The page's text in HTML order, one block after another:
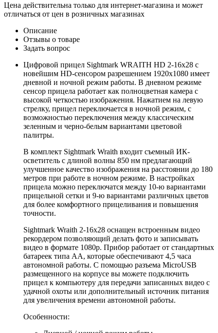
Цена действительна только для интернет-магазина и может
отличаться от цен в розничных магазинах
Описание
Отзывы о товаре
Задать вопрос
Цифровой прицел Sightmark WRAITH HD 2-16x28 с
новейшим HD-сенсором разрешением 1920x1080 имеет
дневной и ночной режим работы. В дневном режиме
сенсор прицела работает как полноцветная камера с
высокой четкостью изображения. Нажатием на левую
стрелку, прицел переключается в ночной режим, с
возможностью переключения между классическим
зеленным и черно-белым вариантами цветовой
палитры.
В комплект Sightmark Wraith входит съемный ИК-
осветитель с длиной волны 850 нм предлагающий
улучшенное качество изображения на расстоянии до 180
метров при работе в ночном режиме. В настройках
прицела можно переключатся между 10-ю вариантами
прицельной сетки и 9-ю вариантами различных цветов
для более комфортного прицеливания и повышения
точности.
Sightmark Wraith 2-16x28 оснащен встроенным видео
рекордером позволяющий делать фото и записывать
видео в формате 1080р. Прибор работает от стандартных
батареек типа АА, которые обеспечивают 4,5 часа
автономной работы. С помощью разъема MicroUSB
размещенного на корпусе вы можете подключить
прицел к компьютеру для передачи записанных видео с
удачной охоты или дополнительный источник питания
для увеличения времени автономной работы.
Особенности: